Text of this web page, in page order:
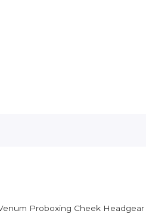
Proboxing Cheek Headgear